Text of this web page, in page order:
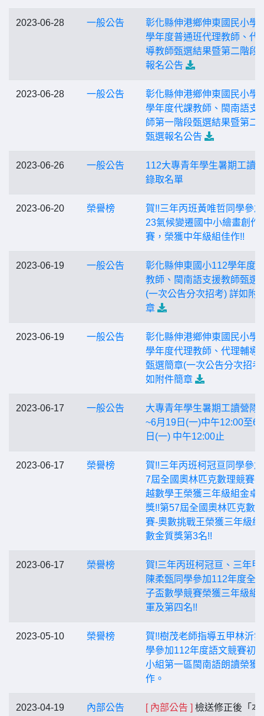
2023-06-28 一般公告
彰化縣伸港鄉伸東國民小學
學年度普通班代理教師、代
導教師甄選結果暨第二階段
報名公告
2023-06-28 一般公告
彰化縣伸港鄉伸東國民小學
學年度代課教師、閩南語支
師第一階段甄選結果暨第二
甄選報名公告
2023-06-26 一般公告
112大專青年學生暑期工讀
錄取名單
2023-06-20 榮譽榜
賀!!三年丙班黃唯哲同學參
23氣候變遷國中小繪畫創作
賽，榮獲中年級組佳作!!
2023-06-19 一般公告
彰化縣伸東國小112學年度
教師、閩南語支援教師甄選
(一次公告分次招考) 詳如附
章
2023-06-19 一般公告
彰化縣伸港鄉伸東國民小學
學年度代理教師、代理輔導
甄選簡章(一次公告分次招考
如附件簡章
2023-06-17 一般公告
大專青年學生暑期工讀營隊
~6月19日(一)中午12:00至6
日(一) 中午12:00止
2023-06-17 榮譽榜
賀!!三年丙班柯冠亘同學參
7屆全國奧林匹克數理競賽-
越數學王榮獲三年級組金卓
獎!!第57屆全國奧林匹克數
賽-奧數挑戰王榮獲三年級組
數金質獎第3名!!
2023-06-17 榮譽榜
賀!三年丙班柯冠亘、三年甲
陳柔甄同學參加112年度全
子盃數學競賽榮獲三年級組
軍及第四名!!
2023-05-10 榮譽榜
賀!!樹茂老師指導五甲林沂
學參加112年度語文競賽初
小組第一區閩南語朗讀榮獲
作。
2023-04-19 內部公告 [ 內部公告 ] 檢送修正後「本